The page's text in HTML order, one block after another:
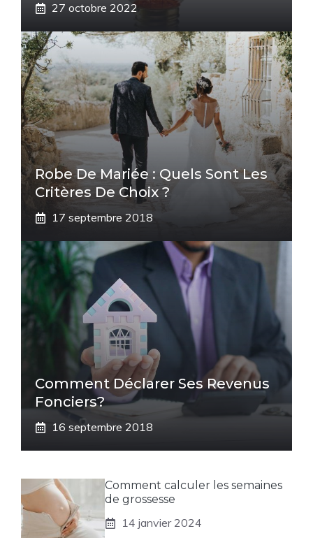
27 octobre 2022
Robe De Mariée : Quels Sont Les
Critères De Choix ?
17 septembre 2018
Comment Déclarer Ses Revenus
Fonciers?
16 septembre 2018
Comment calculer les semaines
de grossesse
14 janvier 2024